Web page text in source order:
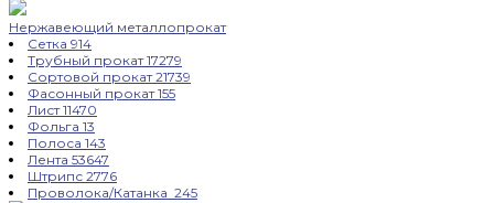
Нержавеющий металлопрокат
Сетка 914
Трубный прокат17279
Сортовой прокат21739
Фасонный прокат155
Лист11470
Фольга 13
Полоса 143
Лента 53647
Штрипс 2776
Проволока/Катанка 245